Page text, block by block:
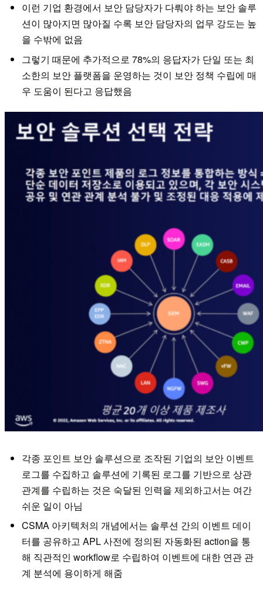
이런 기업 환경에서 보안 담당자가 다뤄야 하는 보안 솔루
션이 많아지면 많아질 수록 보안 담당자의 업무 강도는 높
을 수밖에 없음
그렇기 때문에 추가적으로 78%의 응답자가 단일 또는 최
소한의 보안 플랫폼을 운영하는 것이 보안 정책 수립에 매
우 도움이 된다고 응답했음
각종 포인트 보안 솔루션으로 조작된 기업의 보안 이벤트
로그를 수집하고 솔루션에 기록된 로그를 기반으로 상관
관계를 수립하는 것은 숙달된 인력을 제외하고서는 여간
쉬운 일이 아님
CSMA 아키텍처의 개념에서는 솔루션 간의 이벤트 데이
터를 공유하고 APL 사전에 정의된 자동화된 action을 통
해 직관적인 workflow로 수립하여 이벤트에 대한 연관 관
계 분석에 용이하게 해줌